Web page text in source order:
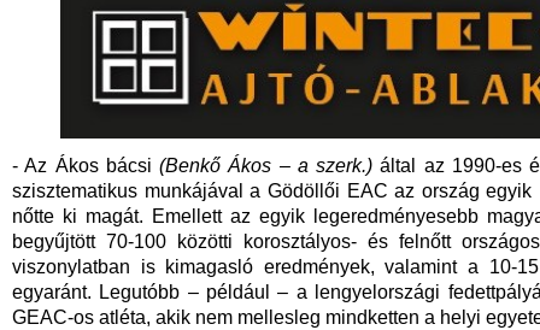
- Az Ákos bácsi(Benkő Ákos – a szerk.)által az 1990-es
szisztematikus munkájával a Gödöllői EAC az ország
nőtte ki magát. Emellett az egyik legeredményesebb
begyűjtött 70-100 közötti korosztályos- és felnőtt
viszonylatban is kimagasló eredmények, valamint a 10-
egyaránt. Legutóbb – például – a lengyelországi
GEAC-os atléta, akik nem mellesleg mindketten a helyi